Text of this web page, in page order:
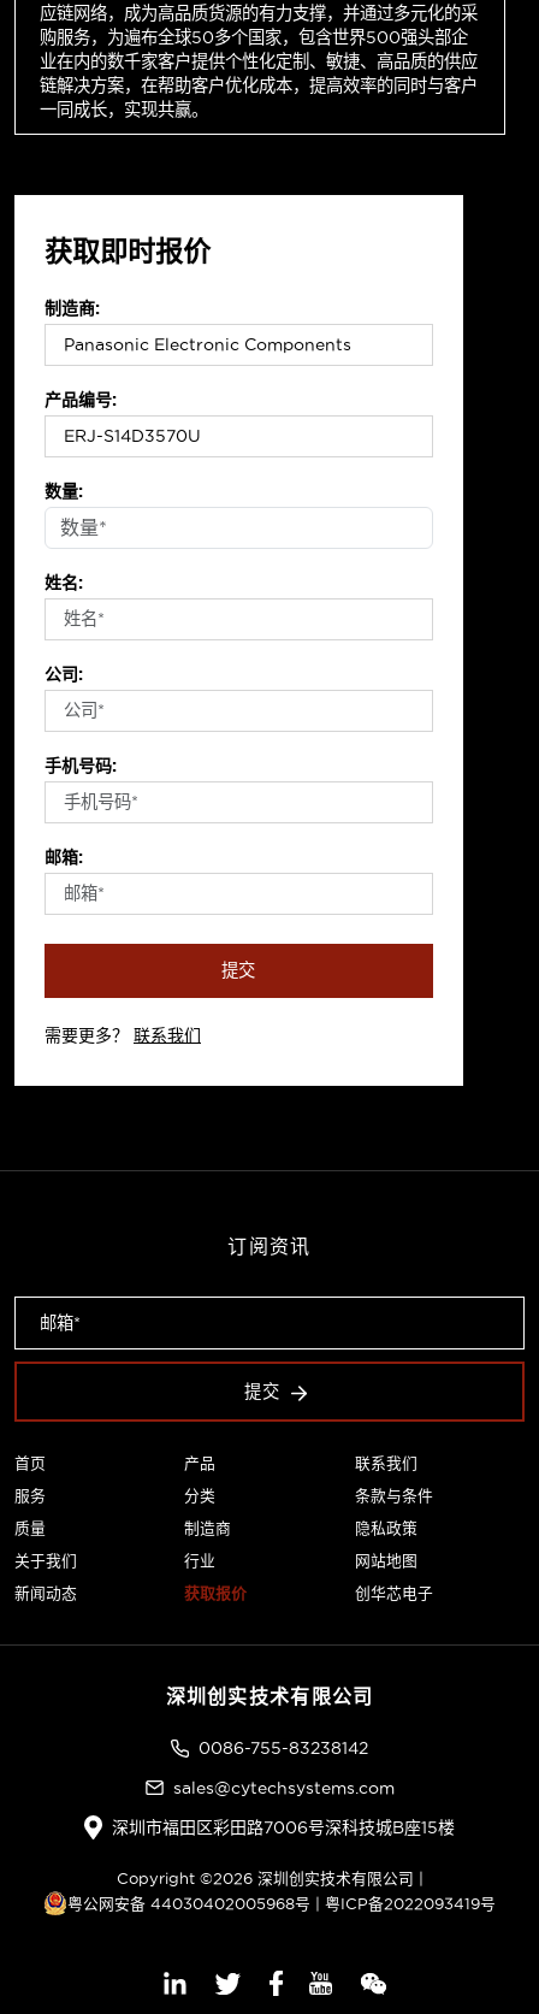
应链网络，成为高品质货源的有力支撑，并通过多元化的采
购服务，为遍布全球50多个国家，包含世界500强头部企
业在内的数千家客户提供个性化定制、敏捷、高品质的供应
链解决方案，在帮助客户优化成本，提高效率的同时与客户
一同成长，实现共赢。
获取即时报价
制造商:
产品编号:
数量:
姓名:
公司:
手机号码:
邮箱:
提交
需要更多？ 联系我们
首页
服务
质量
关于我们
新闻动态
产品
分类
制造商
行业
获取报价
联系我们
条款与条件
隐私政策
网站地图
创华芯电子
订阅资讯
提交
深圳创实技术有限公司
0086-755-83238142
sales@cytechsystems.com
深圳市福田区彩田路7006号深科技城B座15楼
Copyright ©2026 深圳创实技术有限公司 |
粤公网安备 44030402005968号 | 粤ICP备2022093419号